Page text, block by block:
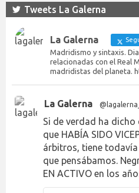
Tweets La Galerna
La Galerna
Madridismo y sintaxis.
relacionadas con el Real
madridistas del planeta.
La Galerna @lagalerna_
Si de verdad ha
que HABÍA SIDO
árbitros, tiene
que pensábamos.
EN ACTIVO en los